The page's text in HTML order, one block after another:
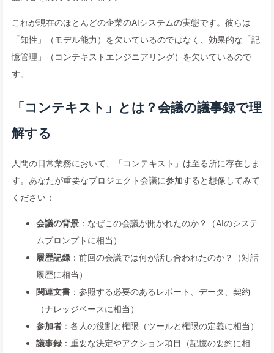
これが現在のほとんどの企業のAIシステムの実態です。彼らは
「知性」（モデル能力）を欠いているのではなく、効果的な「記
憶管理」（コンテキストエンジニアリング）を欠いているので
す。
「コンテキスト」とは？会議の議事録で理
解する
人間の日常業務において、「コンテキスト」は至る所に存在しま
す。あなたが重要なプロジェクト会議に参加すると想像してみて
ください：
会議の背景 ：なぜこの会議が開かれたのか？（AIのシステ
ムプロンプトに相当）
履歴記録 ：前回の会議では何が話し合われたのか？（対話
履歴に相当）
関連文書 ：参照する必要のあるレポート、データ、契約
（ナレッジベースに相当）
参加者 ：各人の役割と権限（ツールと権限の定義に相当）
議事録 ：重要な決定やアクション項目（記憶の要約に相